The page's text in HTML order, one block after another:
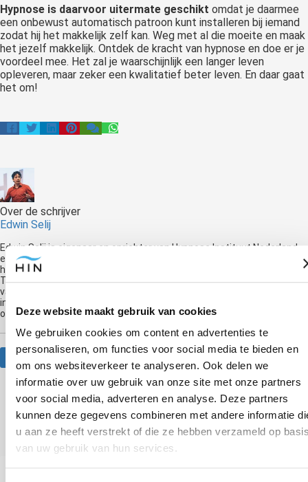
Deze website maakt gebruik van cookies
We gebruiken cookies om content en advertenties te
personaliseren, om functies voor social media te bieden en
om ons websiteverkeer te analyseren. Ook delen we
informatie over uw gebruik van onze site met onze partners
voor social media, adverteren en analyse. Deze partners
kunnen deze gegevens combineren met andere informatie
u aan ze heeft verstrekt of die ze hebben verzameld op
van uw gebruik van hun services.
Hypnose is daarvoor uitermate geschikt omdat je daarmee
een onbewust automatisch patroon kunt installeren bij iemand
zodat hij het makkelijk zelf kan. Weg met al die moeite en maak
het jezelf makkelijk. Ontdek de kracht van hypnose en doe er je
voordeel mee. Het zal je waarschijnlijk een langer leven
opleveren, maar zeker een kwalitatief beter leven. En daar gaat
het om!
Over de schrijver
Edwin Selij
Edwin Selij is eigenaar en oprichter van Hypnose Instituut Nederland
en geeft trainingen in Hypnose. Hij is auteur van de boeken 'Je hebt
het niet je doet het' en 'Breek Je Vrij!' en komt regelmatig op radio en
TV om te praten over hypnose. Hij is de nummer 1 Hypnose Trainer
van Nederland en geeft al jaren hypnose trainingen. Hij was de eerste
in Nederland die moderne hypnotherapie via livestream ging
onderwijzen.
Website
Anderen bekeken ook